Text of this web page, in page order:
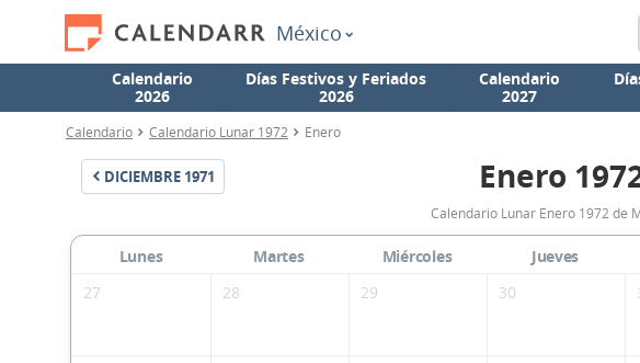
México
Calendario
2026
Días Festivos y Feriados
2026
Calendario
2027
Calendario Calendario Lunar 1972 Enero
DICIEMBRE 1971
Enero
Enero
Calendario Lunar Enero 1972 de
Lunes Martes Miércoles Jueves
27
28 29 30